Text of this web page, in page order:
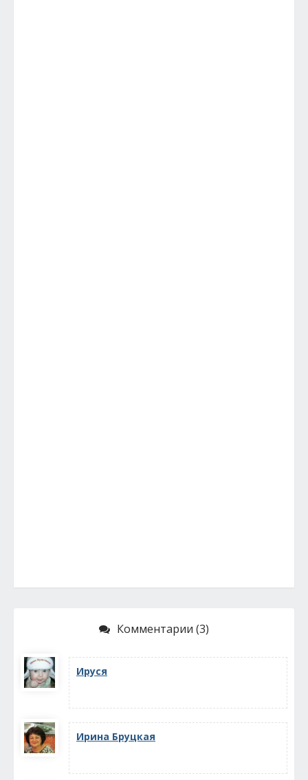
Комментарии (3)
Ируся
Ирина Бруцкая